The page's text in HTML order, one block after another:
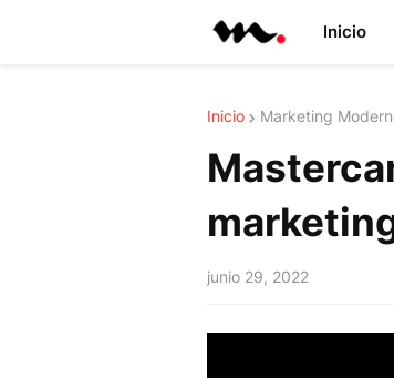
Inicio
Inicio Marketing
junio 29, 2022